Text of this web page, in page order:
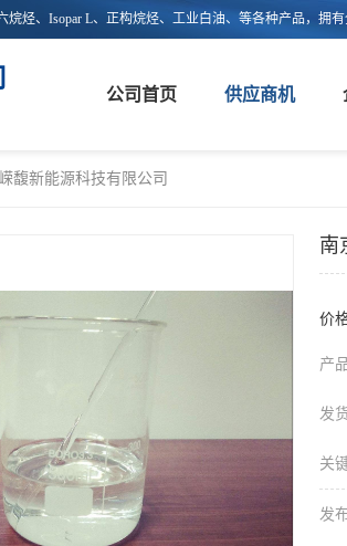
公司首页 供应商机
馥新能源科技有限公司
南
价
产
发
关
发